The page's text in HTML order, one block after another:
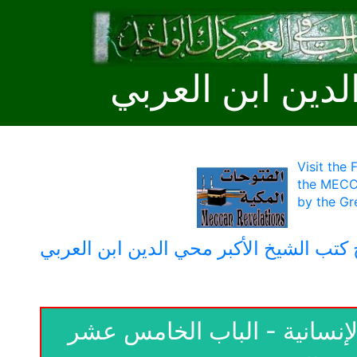
ابن العربي
Visit the
the
by the
الشيخ الأكبر محي الدين ابن العربي
الإنسانية - الباب الخامس عشر